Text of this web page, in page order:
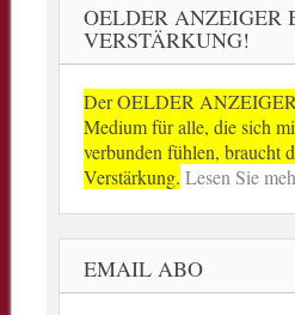
OELDER ANZEIGER
VERSTÄRKUNG!
Der OELDER
Medium für alle, die sich
verbunden fühlen, braucht
Verstärkung. Lesen Sie
EMAIL ABO